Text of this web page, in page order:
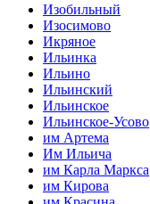
Изобильный
Изосимово
Икряное
Ильинка
Ильино
Ильинский
Ильинское
Ильинское-Усово
им Артема
Им Ильича
им Карла Маркса
им Кирова